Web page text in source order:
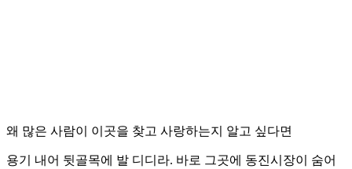
왜 많은 사람이 이곳을 찾고 사랑하는지 알고 싶다면
용기 내어 뒷골목에 발 디디라. 바로 그곳에 동진시장이 숨어